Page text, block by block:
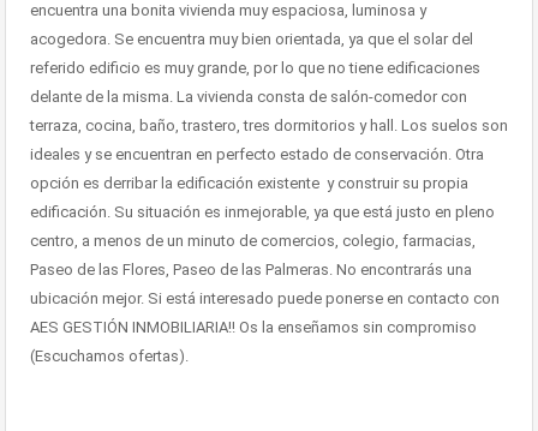
encuentra una bonita vivienda muy espaciosa, luminosa y
acogedora. Se encuentra muy bien orientada, ya que el solar del
referido edificio es muy grande, por lo que no tiene edificaciones
delante de la misma. La vivienda consta de salón-comedor con
terraza, cocina, baño, trastero, tres dormitorios y hall. Los suelos son
ideales y se encuentran en perfecto estado de conservación. Otra
opción es derribar la edificación existente y construir su propia
edificación. Su situación es inmejorable, ya que está justo en pleno
centro, a menos de un minuto de comercios, colegio, farmacias,
Paseo de las Flores, Paseo de las Palmeras. No encontrarás una
ubicación mejor. Si está interesado puede ponerse en contacto con
AES GESTIÓN INMOBILIARIA!! Os la enseñamos sin compromiso
(Escuchamos ofertas).